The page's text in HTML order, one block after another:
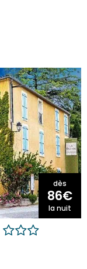
dès
86€
la nuit